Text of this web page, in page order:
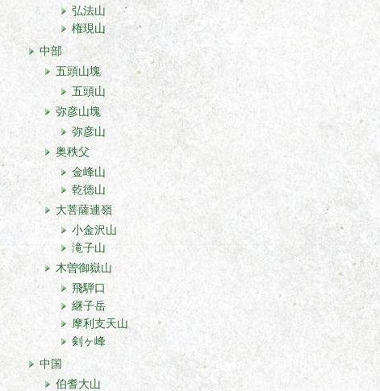
弘法山
権現山
中部
五頭山塊
五頭山
弥彦山塊
弥彦山
奥秩父
金峰山
乾徳山
大菩薩連嶺
小金沢山
滝子山
木曽御嶽山
飛騨口
継子岳
摩利支天山
剣ヶ峰
中国
伯耆大山